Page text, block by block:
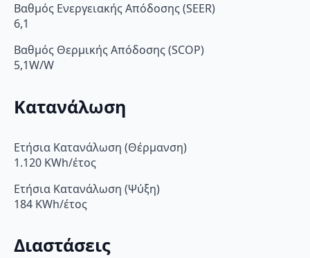
Βαθμός Ενεργειακής Απόδοσης (SEER)
6,1
Βαθμός Θερμικής Απόδοσης (SCOP)
5,1W/W
Κατανάλωση
Ετήσια Κατανάλωση (Θέρμανση)
1.120 KWh/έτος
Ετήσια Κατανάλωση (Ψύξη)
184 KWh/έτος
Διαστάσεις